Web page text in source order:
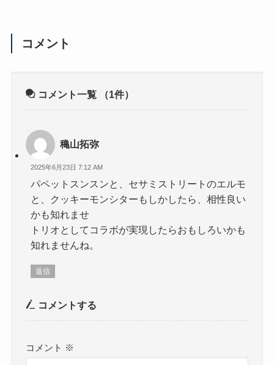
コメント
コメント一覧 （1件）
穐山拓弥
2025年6月23日 7:12 AM
パペットスンスンと、セサミストリートのエルモ
と、クッキーモンシターもしかしたら、相性良い
かも知れませ
トリオとしてコラボが実現したらおもしろいかも
知れませんね。
返信
コメントする
コメント ※